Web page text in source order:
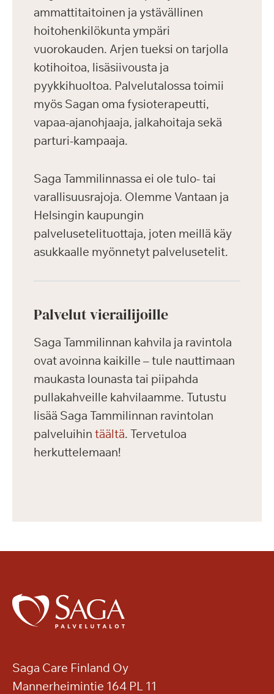
ammattitaitoinen ja ystävällinen
hoitohenkilökunta ympäri
vuorokauden. Arjen tueksi on tarjolla
kotihoitoa, lisäsiivousta ja
pyykkihuoltoa. Palvelutalossa toimii
myös Sagan oma fysioterapeutti,
vapaa-ajanohjaaja, jalkahoitaja sekä
parturi-kampaaja.
Saga Tammilinnassa ei ole tulo- tai
varallisuusrajoja. Olemme Vantaan ja
Helsingin kaupungin
palvelusetelituottaja, joten meillä käy
asukkaalle myönnetyt palvelusetelit.
Palvelut vierailijoille
Saga Tammilinnan kahvila ja ravintola
ovat avoinna kaikille – tule nauttimaan
maukasta lounasta tai piipahda
pullakahveille kahvilaamme. Tutustu
lisää Saga Tammilinnan ravintolan
palveluihin täältä. Tervetuloa
herkuttelemaan!
Saga Care Finland Oy
Mannerheimintie 164 PL 11